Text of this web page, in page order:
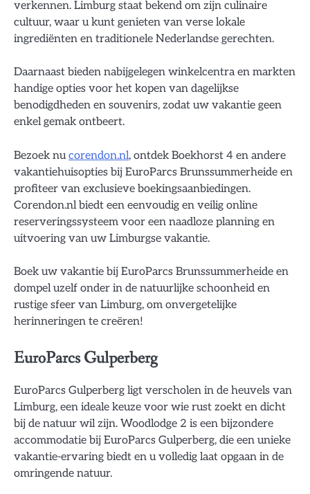
verkennen. Limburg staat bekend om zijn culinaire
cultuur, waar u kunt genieten van verse lokale
ingrediënten en traditionele Nederlandse gerechten.
Daarnaast bieden nabijgelegen winkelcentra en markten
handige opties voor het kopen van dagelijkse
benodigdheden en souvenirs, zodat uw vakantie geen
enkel gemak ontbeert.
Bezoek nucorendon.nl, ontdek Boekhorst 4 en andere
vakantiehuisopties bij EuroParcs Brunssummerheide en
profiteer van exclusieve boekingsaanbiedingen.
Corendon.nl biedt een eenvoudig en veilig online
reserveringssysteem voor een naadloze planning en
uitvoering van uw Limburgse vakantie.
Boek uw vakantie bij EuroParcs Brunssummerheide en
dompel uzelf onder in de natuurlijke schoonheid en
rustige sfeer van Limburg, om onvergetelijke
herinneringen te creëren!
EuroParcs Gulperberg
EuroParcs Gulperberg ligt verscholen in de heuvels van
Limburg, een ideale keuze voor wie rust zoekt en dicht
bij de natuur wil zijn. Woodlodge 2 is een bijzondere
accommodatie bij EuroParcs Gulperberg, die een unieke
vakantie-ervaring biedt en u volledig laat opgaan in de
omringende natuur.